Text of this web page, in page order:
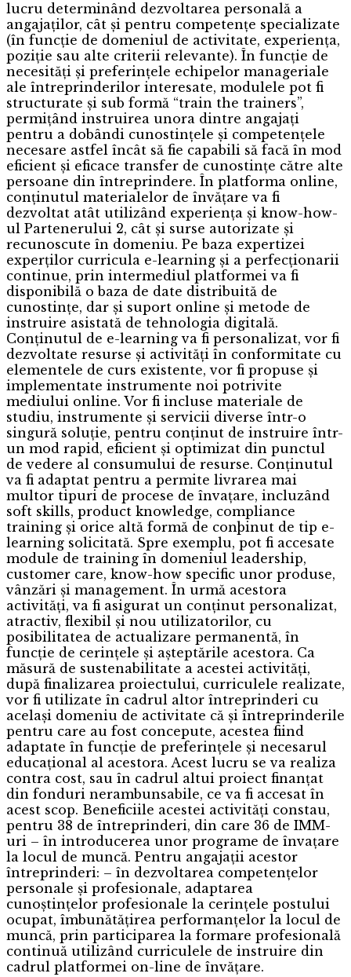
lucru determinând dezvoltarea personală a
angajaților, cât și pentru competențe specializate
(în funcție de domeniul de activitate, experiența,
poziție sau alte criterii relevante). În funcție de
necesități și preferințele echipelor manageriale
ale întreprinderilor interesate, modulele pot fi
structurate și sub formă “train the trainers”,
permițând instruirea unora dintre angajați
pentru a dobândi cunostințele și competențele
necesare astfel încât să fie capabili să facă în mod
eficient și eficace transfer de cunostințe către alte
persoane din întreprindere. În platforma online,
conținutul materialelor de învățare va fi
dezvoltat atât utilizând experiența și know-how-
ul Partenerului 2, cât și surse autorizate și
recunoscute în domeniu. Pe baza expertizei
experților curricula e-learning și a perfecționarii
continue, prin intermediul platformei va fi
disponibilă o baza de date distribuită de
cunostințe, dar și suport online și metode de
instruire asistată de tehnologia digitală.
Conținutul de e-learning va fi personalizat, vor fi
dezvoltate resurse și activități în conformitate cu
elementele de curs existente, vor fi propuse și
implementate instrumente noi potrivite
mediului online. Vor fi incluse materiale de
studiu, instrumente și servicii diverse într-o
singură soluție, pentru conținut de instruire într-
un mod rapid, eficient și optimizat din punctul
de vedere al consumului de resurse. Conținutul
va fi adaptat pentru a permite livrarea mai
multor tipuri de procese de învațare, incluzând
soft skills, product knowledge, compliance
training și orice altă formă de conþinut de tip e-
learning solicitată. Spre exemplu, pot fi accesate
module de training în domeniul leadership,
customer care, know-how specific unor produse,
vânzări și management. În urmă acestora
activități, va fi asigurat un conținut personalizat,
atractiv, flexibil și nou utilizatorilor, cu
posibilitatea de actualizare permanentă, în
funcție de cerințele și așteptările acestora. Ca
măsură de sustenabilitate a acestei activități,
după finalizarea proiectului, curriculele realizate,
vor fi utilizate în cadrul altor întreprinderi cu
același domeniu de activitate că și întreprinderile
pentru care au fost concepute, acestea fiind
adaptate în funcție de preferințele și necesarul
educațional al acestora. Acest lucru se va realiza
contra cost, sau în cadrul altui proiect finanțat
din fonduri nerambunsabile, ce va fi accesat în
acest scop. Beneficiile acestei activități constau,
pentru 38 de întreprinderi, din care 36 de IMM-
uri – în introducerea unor programe de învațare
la locul de muncă. Pentru angajații acestor
întreprinderi: – în dezvoltarea competențelor
personale și profesionale, adaptarea
cunoștințelor profesionale la cerințele postului
ocupat, îmbunătățirea performanțelor la locul de
muncă, prin participarea la formare profesională
continuă utilizând curriculele de instruire din
cadrul platformei on-line de învățare.